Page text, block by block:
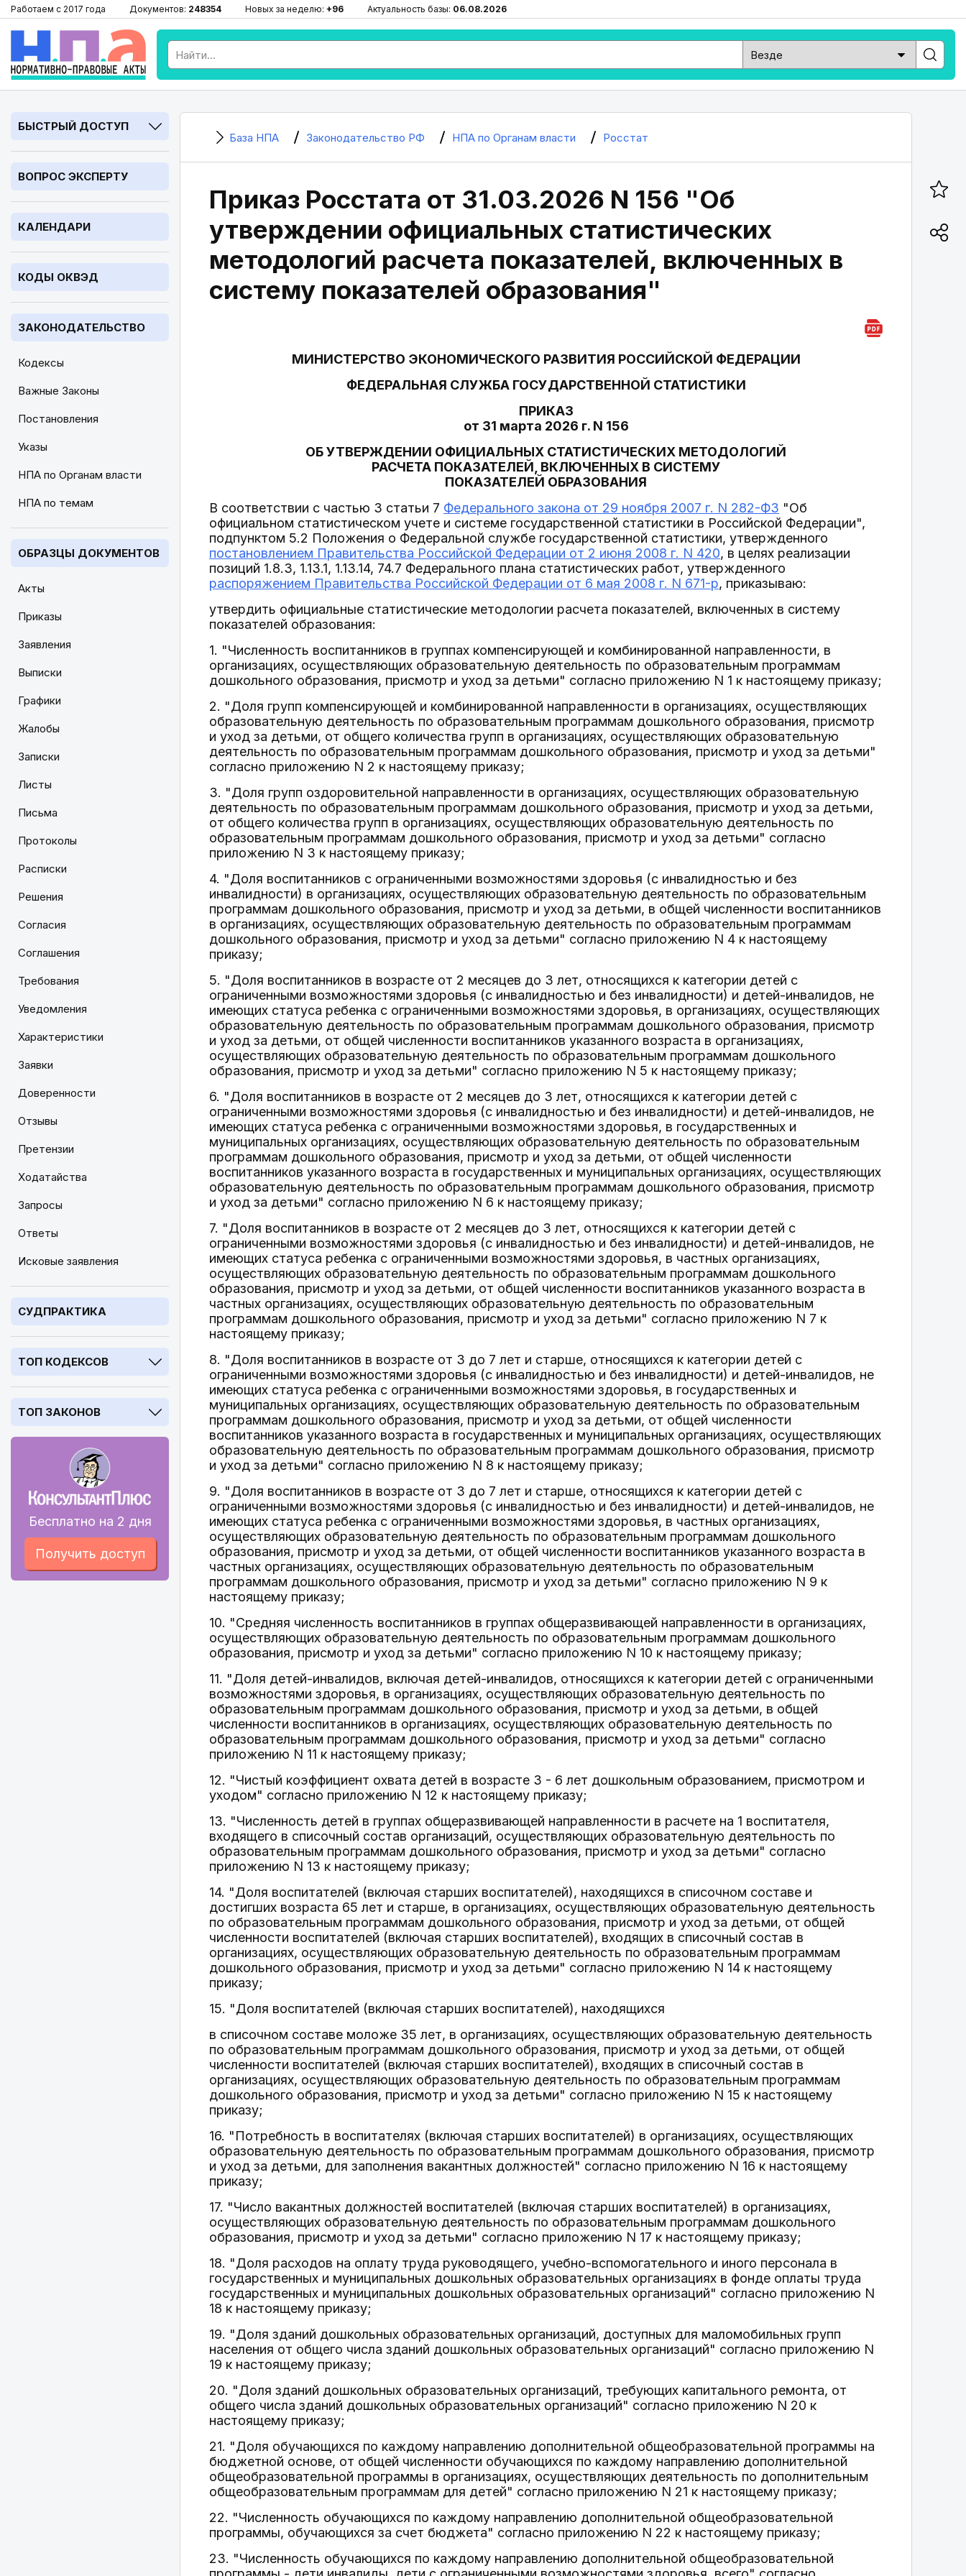
Работаем с 2017 года Документов: 248354 Новых за неделю: +96 Актуальность базы: 06.08.2026
БЫСТРЫЙ ДОСТУП
ВОПРОС ЭКСПЕРТУ
КАЛЕНДАРИ
КОДЫ ОКВЭД
ЗАКОНОДАТЕЛЬСТВО
Кодексы
Важные Законы
Постановления
Указы
НПА по Органам власти
НПА по темам
ОБРАЗЦЫ ДОКУМЕНТОВ
Акты
Приказы
Заявления
Выписки
Графики
Жалобы
Записки
Листы
Письма
Протоколы
Расписки
Решения
Согласия
Соглашения
Требования
Уведомления
Характеристики
Заявки
Доверенности
Отзывы
Претензии
Ходатайства
Запросы
Ответы
Исковые заявления
СУДПРАКТИКА
ТОП КОДЕКСОВ
ТОП ЗАКОНОВ
Бесплатно на 2 дня
Получить доступ
База НПА Законодательство РФ НПА по Органам власти Росстат
Приказ Росстата от 31.03.2026 N 156 "Об
утверждении официальных статистических
методологий расчета показателей, включенных в
систему показателей образования"
МИНИСТЕРСТВО ЭКОНОМИЧЕСКОГО РАЗВИТИЯ РОССИЙСКОЙ ФЕДЕРАЦИИ
ФЕДЕРАЛЬНАЯ СЛУЖБА ГОСУДАРСТВЕННОЙ СТАТИСТИКИ
ПРИКАЗ
от 31 марта 2026 г. N 156
ОБ УТВЕРЖДЕНИИ ОФИЦИАЛЬНЫХ СТАТИСТИЧЕСКИХ МЕТОДОЛОГИЙ
РАСЧЕТА ПОКАЗАТЕЛЕЙ, ВКЛЮЧЕННЫХ В СИСТЕМУ
ПОКАЗАТЕЛЕЙ ОБРАЗОВАНИЯ
В соответствии с частью 3 статьи 7 Федерального закона от 29 ноября 2007 г. N 282-ФЗ "Об
официальном статистическом учете и системе государственной статистики в Российской Федерации",
подпунктом 5.2 Положения о Федеральной службе государственной статистики, утвержденного
постановлением Правительства Российской Федерации от 2 июня 2008 г. N 420, в целях реализации
позиций 1.8.3, 1.13.1, 1.13.14, 74.7 Федерального плана статистических работ, утвержденного
распоряжением Правительства Российской Федерации от 6 мая 2008 г. N 671-р, приказываю:
утвердить официальные статистические методологии расчета показателей, включенных в систему
показателей образования:
1. "Численность воспитанников в группах компенсирующей и комбинированной направленности, в
организациях, осуществляющих образовательную деятельность по образовательным программам
дошкольного образования, присмотр и уход за детьми" согласно приложению N 1 к настоящему приказу;
2. "Доля групп компенсирующей и комбинированной направленности в организациях, осуществляющих
образовательную деятельность по образовательным программам дошкольного образования, присмотр
и уход за детьми, от общего количества групп в организациях, осуществляющих образовательную
деятельность по образовательным программам дошкольного образования, присмотр и уход за детьми"
согласно приложению N 2 к настоящему приказу;
3. "Доля групп оздоровительной направленности в организациях, осуществляющих образовательную
деятельность по образовательным программам дошкольного образования, присмотр и уход за детьми,
от общего количества групп в организациях, осуществляющих образовательную деятельность по
образовательным программам дошкольного образования, присмотр и уход за детьми" согласно
приложению N 3 к настоящему приказу;
4. "Доля воспитанников с ограниченными возможностями здоровья (с инвалидностью и без
инвалидности) в организациях, осуществляющих образовательную деятельность по образовательным
программам дошкольного образования, присмотр и уход за детьми, в общей численности воспитанников
в организациях, осуществляющих образовательную деятельность по образовательным программам
дошкольного образования, присмотр и уход за детьми" согласно приложению N 4 к настоящему
приказу;
5. "Доля воспитанников в возрасте от 2 месяцев до 3 лет, относящихся к категории детей с
ограниченными возможностями здоровья (с инвалидностью и без инвалидности) и детей-инвалидов, не
имеющих статуса ребенка с ограниченными возможностями здоровья, в организациях, осуществляющих
образовательную деятельность по образовательным программам дошкольного образования, присмотр
и уход за детьми, от общей численности воспитанников указанного возраста в организациях,
осуществляющих образовательную деятельность по образовательным программам дошкольного
образования, присмотр и уход за детьми" согласно приложению N 5 к настоящему приказу;
6. "Доля воспитанников в возрасте от 2 месяцев до 3 лет, относящихся к категории детей с
ограниченными возможностями здоровья (с инвалидностью и без инвалидности) и детей-инвалидов, не
имеющих статуса ребенка с ограниченными возможностями здоровья, в государственных и
муниципальных организациях, осуществляющих образовательную деятельность по образовательным
программам дошкольного образования, присмотр и уход за детьми, от общей численности
воспитанников указанного возраста в государственных и муниципальных организациях, осуществляющих
образовательную деятельность по образовательным программам дошкольного образования, присмотр
и уход за детьми" согласно приложению N 6 к настоящему приказу;
7. "Доля воспитанников в возрасте от 2 месяцев до 3 лет, относящихся к категории детей с
ограниченными возможностями здоровья (с инвалидностью и без инвалидности) и детей-инвалидов, не
имеющих статуса ребенка с ограниченными возможностями здоровья, в частных организациях,
осуществляющих образовательную деятельность по образовательным программам дошкольного
образования, присмотр и уход за детьми, от общей численности воспитанников указанного возраста в
частных организациях, осуществляющих образовательную деятельность по образовательным
программам дошкольного образования, присмотр и уход за детьми" согласно приложению N 7 к
настоящему приказу;
8. "Доля воспитанников в возрасте от 3 до 7 лет и старше, относящихся к категории детей с
ограниченными возможностями здоровья (с инвалидностью и без инвалидности) и детей-инвалидов, не
имеющих статуса ребенка с ограниченными возможностями здоровья, в государственных и
муниципальных организациях, осуществляющих образовательную деятельность по образовательным
программам дошкольного образования, присмотр и уход за детьми, от общей численности
воспитанников указанного возраста в государственных и муниципальных организациях, осуществляющих
образовательную деятельность по образовательным программам дошкольного образования, присмотр
и уход за детьми" согласно приложению N 8 к настоящему приказу;
9. "Доля воспитанников в возрасте от 3 до 7 лет и старше, относящихся к категории детей с
ограниченными возможностями здоровья (с инвалидностью и без инвалидности) и детей-инвалидов, не
имеющих статуса ребенка с ограниченными возможностями здоровья, в частных организациях,
осуществляющих образовательную деятельность по образовательным программам дошкольного
образования, присмотр и уход за детьми, от общей численности воспитанников указанного возраста в
частных организациях, осуществляющих образовательную деятельность по образовательным
программам дошкольного образования, присмотр и уход за детьми" согласно приложению N 9 к
настоящему приказу;
10. "Средняя численность воспитанников в группах общеразвивающей направленности в организациях,
осуществляющих образовательную деятельность по образовательным программам дошкольного
образования, присмотр и уход за детьми" согласно приложению N 10 к настоящему приказу;
11. "Доля детей-инвалидов, включая детей-инвалидов, относящихся к категории детей с ограниченными
возможностями здоровья, в организациях, осуществляющих образовательную деятельность по
образовательным программам дошкольного образования, присмотр и уход за детьми, в общей
численности воспитанников в организациях, осуществляющих образовательную деятельность по
образовательным программам дошкольного образования, присмотр и уход за детьми" согласно
приложению N 11 к настоящему приказу;
12. "Чистый коэффициент охвата детей в возрасте 3 - 6 лет дошкольным образованием, присмотром и
уходом" согласно приложению N 12 к настоящему приказу;
13. "Численность детей в группах общеразвивающей направленности в расчете на 1 воспитателя,
входящего в списочный состав организаций, осуществляющих образовательную деятельность по
образовательным программам дошкольного образования, присмотр и уход за детьми" согласно
приложению N 13 к настоящему приказу;
14. "Доля воспитателей (включая старших воспитателей), находящихся в списочном составе и
достигших возраста 65 лет и старше, в организациях, осуществляющих образовательную деятельность
по образовательным программам дошкольного образования, присмотр и уход за детьми, от общей
численности воспитателей (включая старших воспитателей), входящих в списочный состав в
организациях, осуществляющих образовательную деятельность по образовательным программам
дошкольного образования, присмотр и уход за детьми" согласно приложению N 14 к настоящему
приказу;
15. "Доля воспитателей (включая старших воспитателей), находящихся
в списочном составе моложе 35 лет, в организациях, осуществляющих образовательную деятельность
по образовательным программам дошкольного образования, присмотр и уход за детьми, от общей
численности воспитателей (включая старших воспитателей), входящих в списочный состав в
организациях, осуществляющих образовательную деятельность по образовательным программам
дошкольного образования, присмотр и уход за детьми" согласно приложению N 15 к настоящему
приказу;
16. "Потребность в воспитателях (включая старших воспитателей) в организациях, осуществляющих
образовательную деятельность по образовательным программам дошкольного образования, присмотр
и уход за детьми, для заполнения вакантных должностей" согласно приложению N 16 к настоящему
приказу;
17. "Число вакантных должностей воспитателей (включая старших воспитателей) в организациях,
осуществляющих образовательную деятельность по образовательным программам дошкольного
образования, присмотр и уход за детьми" согласно приложению N 17 к настоящему приказу;
18. "Доля расходов на оплату труда руководящего, учебно-вспомогательного и иного персонала в
государственных и муниципальных дошкольных образовательных организациях в фонде оплаты труда
государственных и муниципальных дошкольных образовательных организаций" согласно приложению N
18 к настоящему приказу;
19. "Доля зданий дошкольных образовательных организаций, доступных для маломобильных групп
населения от общего числа зданий дошкольных образовательных организаций" согласно приложению N
19 к настоящему приказу;
20. "Доля зданий дошкольных образовательных организаций, требующих капитального ремонта, от
общего числа зданий дошкольных образовательных организаций" согласно приложению N 20 к
настоящему приказу;
21. "Доля обучающихся по каждому направлению дополнительной общеобразовательной программы на
бюджетной основе, от общей численности обучающихся по каждому направлению дополнительной
общеобразовательной программы в организациях, осуществляющих деятельность по дополнительным
общеобразовательным программам для детей" согласно приложению N 21 к настоящему приказу;
22. "Численность обучающихся по каждому направлению дополнительной общеобразовательной
программы, обучающихся за счет бюджета" согласно приложению N 22 к настоящему приказу;
23. "Численность обучающихся по каждому направлению дополнительной общеобразовательной